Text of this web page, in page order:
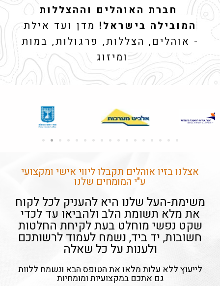
חברת האוהלים וההצללות
המובילה בישראל! מדן ועד אילת
- אוהלים, הצללות, פרגולות, במות
ומיזוג
אצלנו בזיו אוהלים תקבלו ליווי אישי ומקצועי
ע"י המומחים שלנו
משימת-העל שלנו היא להעניק לכל לקוח
את מלא תשומת הלב ולהביאו עד לכדי
שקט נפשי מוחלט בעת לקיחת החלטות
חשובות, יד ביד, נשמח לעמוד לרשותכם
ולענות על כל שאלה
לייעוץ ללא עלות מלאו את הטופס הבא ונשמח ללוות
גם אתכם במקצועיות ומומחיות